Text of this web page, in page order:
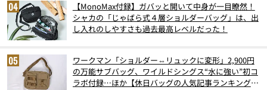
【MonoMax付録】ガバッと開いて中身が一目瞭然！
シャカの「じゃばら式４層ショルダーバッグ」は、出
し入れのしやすさも過去最高レベルだった！
ワークマン「ショルダー⇔リュックに変形」2,900円
の万能サブバッグ、ワイルドシングス“水に強い”初コ
ラボ付録…ほか【休日バッグの人気記事ランキングベ